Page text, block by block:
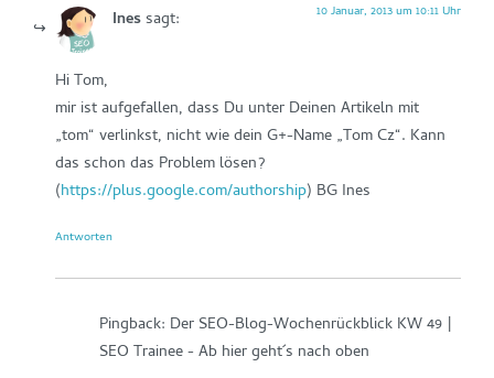
Inessagt: 10 Januar, 2013 um 10:11 Uhr
Hi Tom,
mir ist aufgefallen, dass Du unter Deinen Artikeln mit
„tom“ verlinkst, nicht wie dein G+-Name „Tom Cz“. Kann
das schon das Problem lösen?
(https://plus.google.com/authorship) BG Ines
Antworten
Pingback: Der SEO-Blog-Wochenrückblick KW 49 |
SEO Trainee - Ab hier geht´s nach oben